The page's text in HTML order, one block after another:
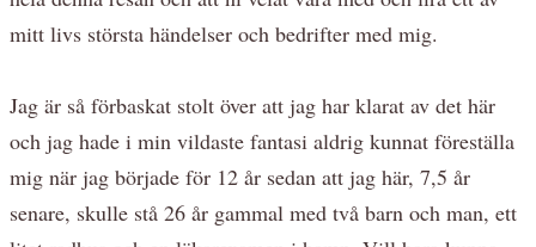
mitt livs största händelser och bedrifter med mig.
Jag är så förbaskat stolt över att jag har klarat av det här
och jag hade i min vildaste fantasi aldrig kunnat föreställa
mig när jag började för 12 år sedan att jag här, 7,5 år
senare, skulle stå 26 år gammal med två barn och man, ett